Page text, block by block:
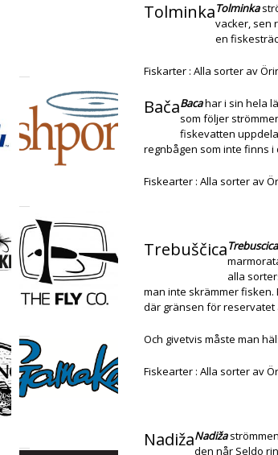
TolminkaTolminka
vacker, sen
en
Fiskarter : Alla sorter av
BačaBacahar i sin hela
som följer
fiskevatten
regnbågen som inte finns i
Fiskearter : Alla sorter av
TrebuščicaTrebuscica
alla
man inte skrämmer fisken.
där gränsen för reservatet
Och givetvis måste man
Fiskearter : Alla sorter av
NadižaNadiža
den når Seldo